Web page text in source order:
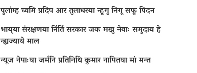
पुलांम्ह च्वमि प्रदिप आर तुलाधरया न्हूगु निगू सफू पिदन
भाय्‌या संरक्षणया निंतिं सरकार जक मखु नेवाः समुदाय हे
न्ह्यज्याये माल
न्यूज नेपाःया जर्मनि प्रतिनिधि कुमार नापितया मां मन्त